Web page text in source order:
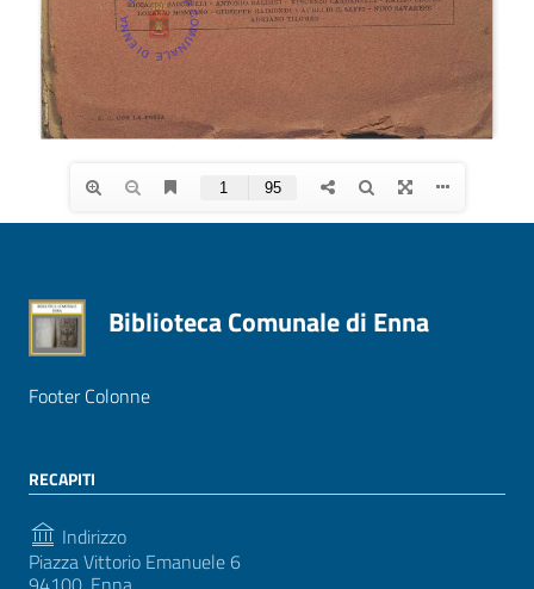
Biblioteca Comunale di Enna
Footer Colonne
RECAPITI
Indirizzo
Piazza Vittorio Emanuele 6